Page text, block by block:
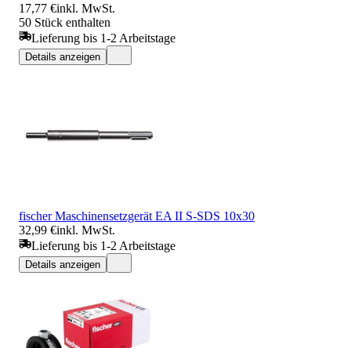
17,77 €inkl. MwSt.
50 Stück enthalten
Lieferung bis 1-2 Arbeitstage
Details anzeigen
fischer Maschinensetzgerät EA II S-SDS 10x30
32,99 €inkl. MwSt.
Lieferung bis 1-2 Arbeitstage
Details anzeigen